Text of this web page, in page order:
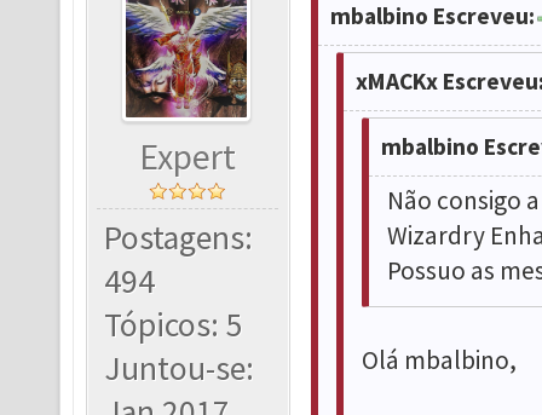
Expert
Postagens:
494
Tópicos: 5
Juntou-se:
mbalbino Escreveu:
xMACKx
mbalbino
Não consigo
Wizardry
Possuo as
Olá mbalbino,